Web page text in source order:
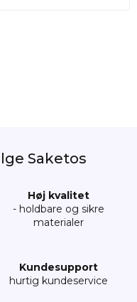
Saketos
Høj kvalitet
- holdbare og sikre
materialer
Kundesupport
hurtig kundeservice